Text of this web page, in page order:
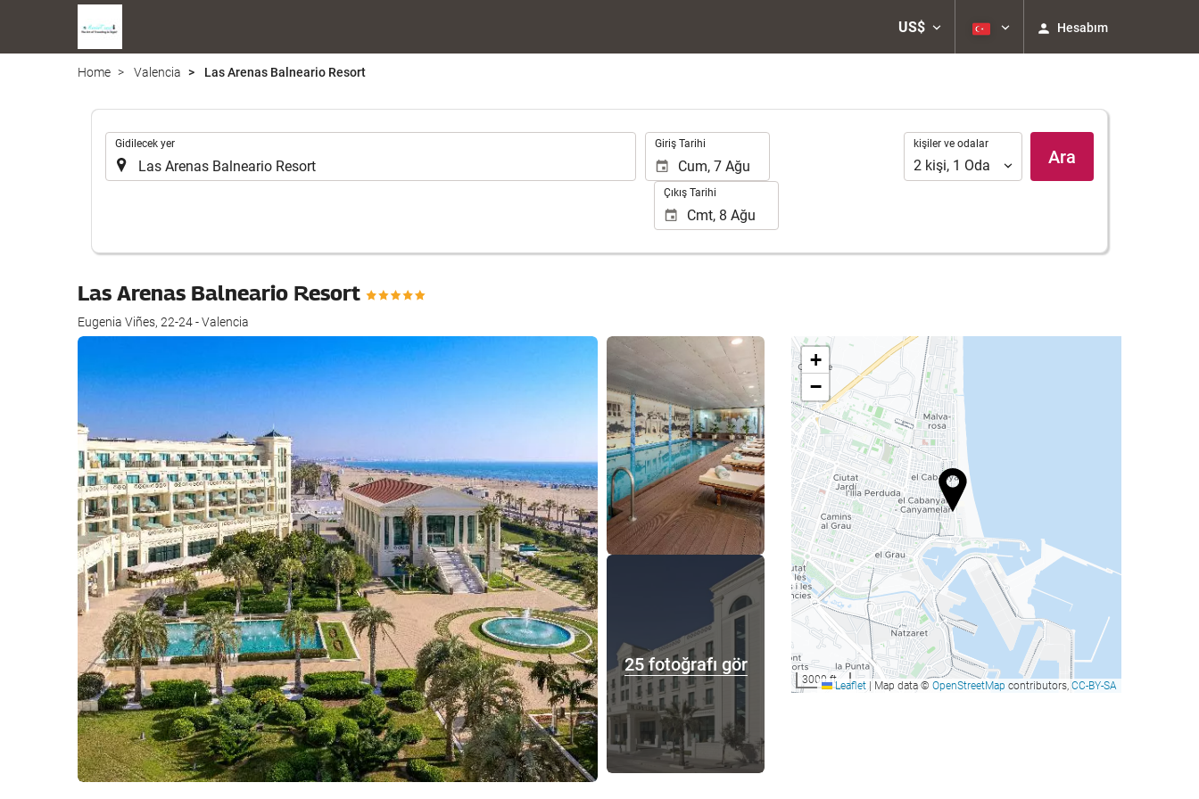
US$ Hesabım
Home Valencia Las Arenas Balneario Resort
Gidilecek yer Giriş Tarihi
Çıkış Tarihi
kişiler
ve
odalar
kişiler ve odalar
2 kişi, 1 Oda Ara
Las Arenas Balneario Resort
Eugenia Viñes, 22-24 - Valencia
25 fotoğrafı gör
25 fotoğrafı gör
+
−
3000 ftLeaflet Map data © OpenStreetMap contributors, CC-BY-SA